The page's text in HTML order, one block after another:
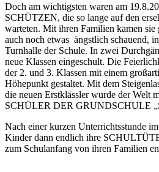
Doch am wichtigsten waren am
SCHÜTZEN, die so lange auf den
warteten. Mit ihren Familien kamen sie
auch noch etwas ängstlich schauend,
Turnhalle der Schule. In zwei
neue Klassen eingeschult. Die
der 2. und 3. Klassen mit einem
Höhepunkt gestaltet. Mit dem
die neuen Erstklässler wurde der Welt
SCHÜLER DER GRUNDSCHULE
Nach einer kurzen Unterrichtsstunde
Kinder dann endlich ihre
zum Schulanfang von ihren Familien